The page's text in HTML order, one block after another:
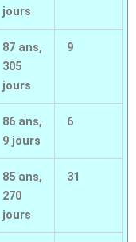
jours
87 ans,
305
jours
9
86 ans,
9 jours
6
85 ans,
270
jours
31